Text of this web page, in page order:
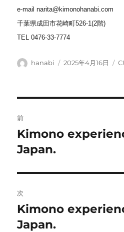
e-mail narita@kimonohanabi.com
千葉県成田市花崎町526-1(2階)
TEL 0476-33-7774
投
hanabi
投
2025年4月16日
カ
稿
ナ
ビ
ゲ
ー
前
前
の
稿:
Kimono
Japan.
次
次
の
Kimono
Japan.